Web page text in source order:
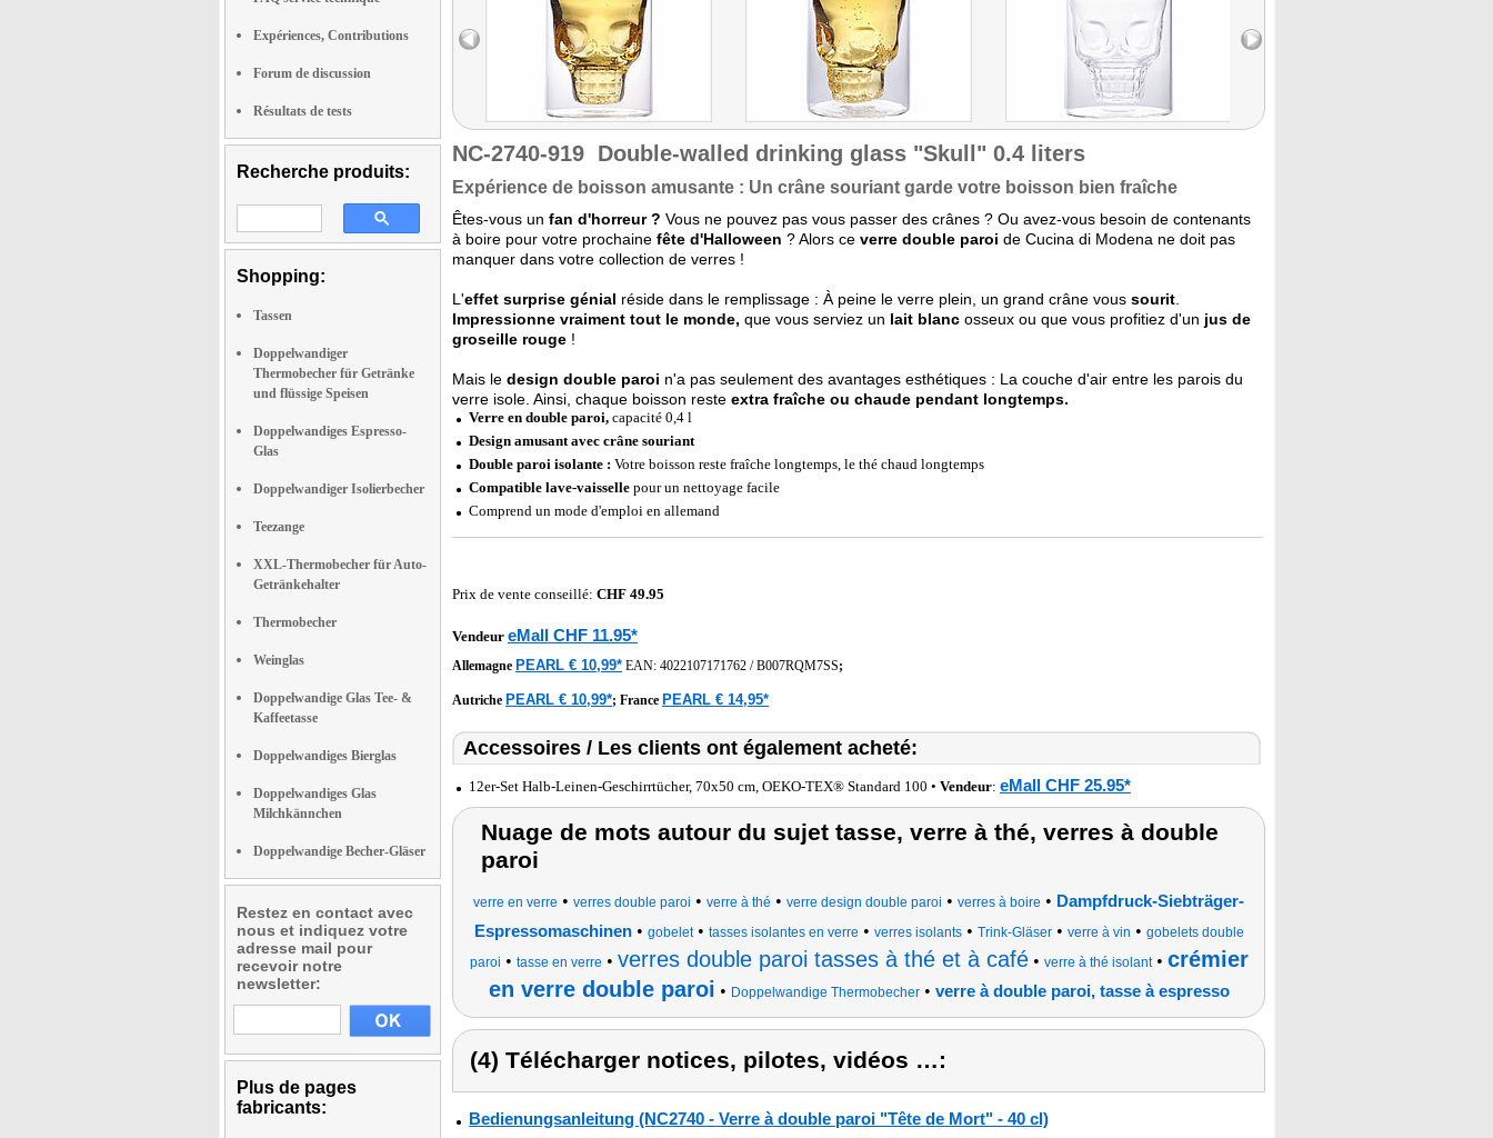
Expériences, Contributions
Forum de discussion
Résultats de tests
Recherche produits:
Shopping:
Tassen
Doppelwandiger
Thermobecher für Getränke
und flüssige Speisen
Doppelwandiges Espresso-
Glas
Doppelwandiger Isolierbecher
Teezange
XXL-Thermobecher für Auto-
Getränkehalter
Thermobecher
Weinglas
Doppelwandige Glas Tee- &
Kaffeetasse
Doppelwandiges Bierglas
Doppelwandiges Glas
Milchkännchen
Doppelwandige Becher-Gläser
Restez en contact avec
nous et indiquez votre
adresse mail pour
recevoir notre
newsletter:
Plus de pages
fabricants:
NC-2740-919 Double-walled drinking glass "Skull" 0.4 liters
Expérience de boisson amusante : Un crâne souriant garde votre boisson bien fraîche
Êtes-vous un fan d'horreur ? Vous ne pouvez pas vous passer des crânes ? Ou avez-vous besoin de contenants
à boire pour votre prochaine fête d'Halloween ? Alors ce verre double paroi de Cucina di Modena ne doit pas
manquer dans votre collection de verres !
L'effet surprise génial réside dans le remplissage : À peine le verre plein, un grand crâne vous sourit
Impressionne vraiment tout le monde, que vous serviez un lait blanc osseux ou que vous profitiez d'un jus de
groseille rouge !
Mais le design double paroi n'a pas seulement des avantages esthétiques : La couche d'air entre les parois du
verre isole. Ainsi, chaque boisson reste extra fraîche ou chaude pendant longtemps.
Verre en double paroi, capacité 0,4 l
Design amusant avec crâne souriant
Double paroi isolante : Votre boisson reste fraîche longtemps, le thé chaud longtemps
Compatible lave-vaisselle pour un nettoyage facile
Comprend un mode d'emploi en allemand
Prix de vente conseillé: CHF 49.95
Vendeur eMall CHF 11.95*
Allemagne PEARL € 10,99* EAN: 4022107171762 /B007RQM7SS;
Autriche PEARL € 10,99*; France PEARL € 14,95*
Accessoires / Les clients ont également acheté:
12er-Set Halb-Leinen-Geschirrtücher, 70x50 cm, OEKO-TEX® Standard 100 • Vendeur: eMall CHF 25.95*
Nuage de mots autour du sujet tasse, verre à thé, verres à double
paroi
verre en verre • verres double paroi • verre à thé • verre design double paroi • verres à boire • Dampfdruck-Siebträger-
Espressomaschinen• gobelet• tasses isolantes en verre • verres isolants• Trink-Gläser• verre à vin • gobelets double
paroi • tasse en verre • verres double paroi tasses à thé et à café• verre à thé isolant• crémier
en verre double paroi • Doppelwandige Thermobecher• verre à double paroi, tasse à espresso
(4) Télécharger notices, pilotes, vidéos …:
Bedienungsanleitung (NC2740 - Verre à double paroi "Tête de Mort" - 40 cl)